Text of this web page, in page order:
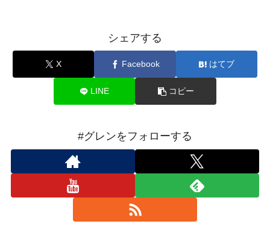
シェアする
X Facebook はてブ
LINE コピー
#グレンをフォローする